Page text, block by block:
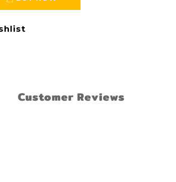
Customer Reviews